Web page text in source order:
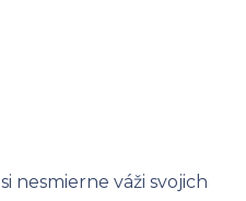
si nesmierne váži svojich